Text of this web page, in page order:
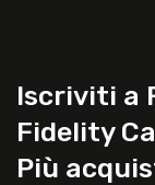
Iscriviti a
Fidelity
Più